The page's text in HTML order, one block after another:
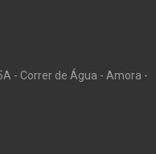
- Correr de Água - Amora -